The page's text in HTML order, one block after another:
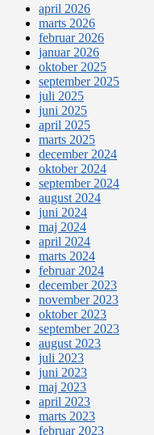
april 2026
marts 2026
februar 2026
januar 2026
oktober 2025
september 2025
juli 2025
juni 2025
april 2025
marts 2025
december 2024
oktober 2024
september 2024
august 2024
juni 2024
maj 2024
april 2024
marts 2024
februar 2024
december 2023
november 2023
oktober 2023
september 2023
august 2023
juli 2023
juni 2023
maj 2023
april 2023
marts 2023
februar 2023